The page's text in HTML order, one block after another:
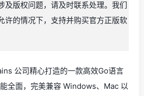
及版权问题，请及时联系处理。我们
许的情况下，支持并购买官方正版软
公司精心打造的一款高效Go语言
全面，完美兼容 Windows、Mac 以